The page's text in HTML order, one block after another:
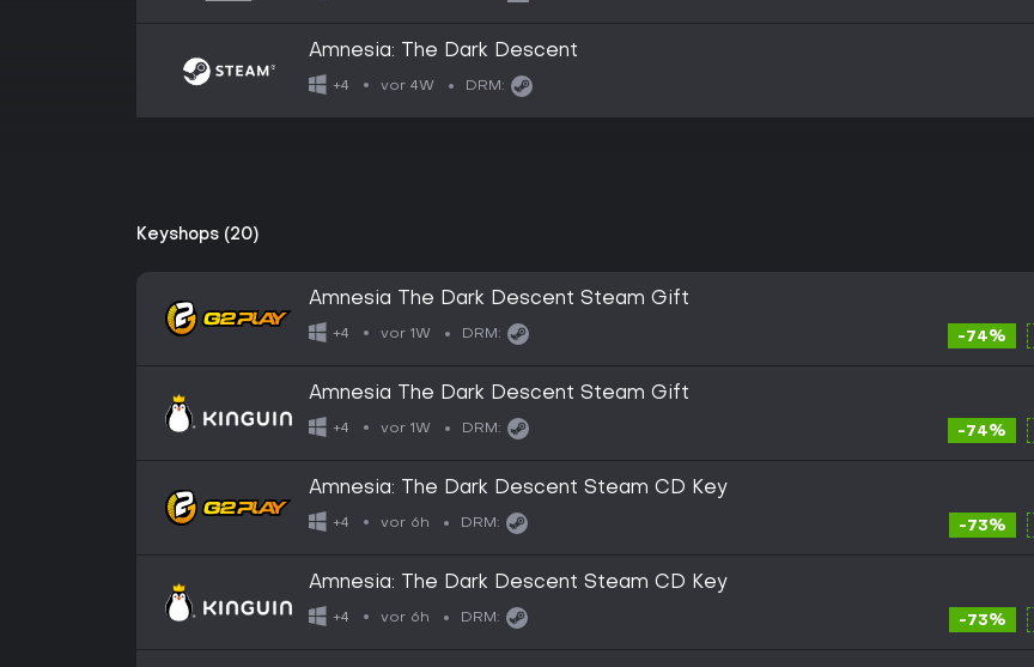
Amnesia: The Dark Descent
+4 vor 4W DRM:
Keyshops (20)
Amnesia The Dark Descent Steam Gift
+4 vor 1W DRM: -74%
Amnesia The Dark Descent Steam Gift
+4 vor 1W DRM: -74%
Amnesia: The Dark Descent Steam CD Key
+4 vor 6h DRM: -73%
Amnesia: The Dark Descent Steam CD Key
+4 vor 6h DRM: -73%